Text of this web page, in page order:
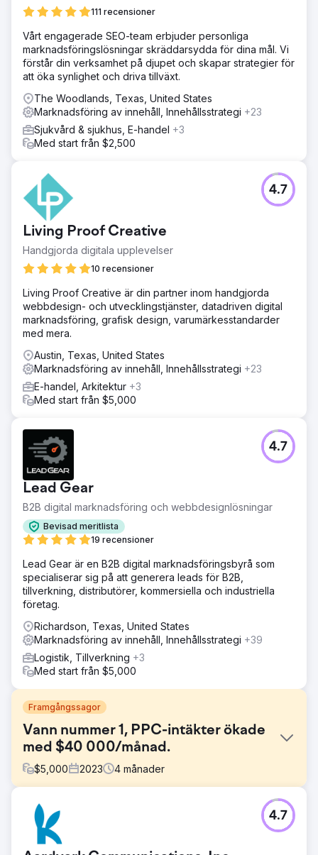
111 recensioner
Vårt engagerade SEO-team erbjuder personliga
marknadsföringslösningar skräddarsydda för dina mål. Vi
förstår din verksamhet på djupet och skapar strategier för
att öka synlighet och driva tillväxt.
The Woodlands, Texas, United States
Marknadsföring av innehåll, Innehållsstrategi +23
Sjukvård & sjukhus, E-handel +3
Med start från $2,500
Living Proof Creative
Handgjorda digitala upplevelser
10 recensioner
4.7
Living Proof Creative är din partner inom handgjorda
webbdesign- och utvecklingstjänster, datadriven digital
marknadsföring, grafisk design, varumärkesstandarder
med mera.
Austin, Texas, United States
Marknadsföring av innehåll, Innehållsstrategi +23
E-handel, Arkitektur +3
Med start från $5,000
Lead Gear
B2B digital marknadsföring och webbdesignlösningar
Bevisad meritlista
19 recensioner
4.7
Lead Gear är en B2B digital marknadsföringsbyrå som
specialiserar sig på att generera leads för B2B,
tillverkning, distributörer, kommersiella och industriella
företag.
Richardson, Texas, United States
Marknadsföring av innehåll, Innehållsstrategi +39
Logistik, Tillverkning +3
Med start från $5,000
Framgångssagor
Vann nummer 1, PPC-intäkter ökade
med $40 000/månad.
$5,000 2023 4 månader
Utmaning
En av våra högteknologiska kunder kämpade med
synlighet, landade på Googles andra och tredje sida, och
PPC-kampanjer gav nästan $0 i försäljning. Deras digitala
4.7